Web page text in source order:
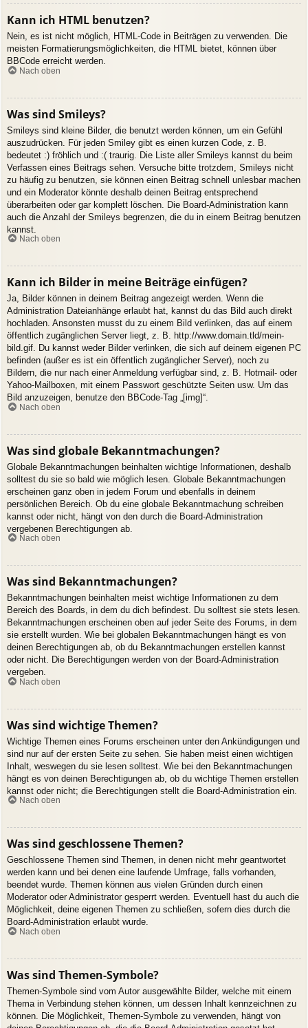
Kann ich HTML benutzen?
Nein, es ist nicht möglich, HTML-Code in Beiträgen zu verwenden. Die
meisten Formatierungsmöglichkeiten, die HTML bietet, können über
BBCode erreicht werden.
Nach oben
Was sind Smileys?
Smileys sind kleine Bilder, die benutzt werden können, um ein Gefühl
auszudrücken. Für jeden Smiley gibt es einen kurzen Code, z. B.
bedeutet :) fröhlich und :( traurig. Die Liste aller Smileys kannst du beim
Verfassen eines Beitrags sehen. Versuche bitte trotzdem, Smileys nicht
zu häufig zu benutzen, sie können einen Beitrag schnell unlesbar machen
und ein Moderator könnte deshalb deinen Beitrag entsprechend
überarbeiten oder gar komplett löschen. Die Board-Administration kann
auch die Anzahl der Smileys begrenzen, die du in einem Beitrag benutzen
kannst.
Nach oben
Kann ich Bilder in meine Beiträge einfügen?
Ja, Bilder können in deinem Beitrag angezeigt werden. Wenn die
Administration Dateianhänge erlaubt hat, kannst du das Bild auch direkt
hochladen. Ansonsten musst du zu einem Bild verlinken, das auf einem
öffentlich zugänglichen Server liegt, z. B. http://www.domain.tld/mein-
bild.gif. Du kannst weder Bilder verlinken, die sich auf deinem eigenen PC
befinden (außer es ist ein öffentlich zugänglicher Server), noch zu
Bildern, die nur nach einer Anmeldung verfügbar sind, z. B. Hotmail- oder
Yahoo-Mailboxen, mit einem Passwort geschützte Seiten usw. Um das
Bild anzuzeigen, benutze den BBCode-Tag „[img]“.
Nach oben
Was sind globale Bekanntmachungen?
Globale Bekanntmachungen beinhalten wichtige Informationen, deshalb
solltest du sie so bald wie möglich lesen. Globale Bekanntmachungen
erscheinen ganz oben in jedem Forum und ebenfalls in deinem
persönlichen Bereich. Ob du eine globale Bekanntmachung schreiben
kannst oder nicht, hängt von den durch die Board-Administration
vergebenen Berechtigungen ab.
Nach oben
Was sind Bekanntmachungen?
Bekanntmachungen beinhalten meist wichtige Informationen zu dem
Bereich des Boards, in dem du dich befindest. Du solltest sie stets lesen.
Bekanntmachungen erscheinen oben auf jeder Seite des Forums, in dem
sie erstellt wurden. Wie bei globalen Bekanntmachungen hängt es von
deinen Berechtigungen ab, ob du Bekanntmachungen erstellen kannst
oder nicht. Die Berechtigungen werden von der Board-Administration
vergeben.
Nach oben
Was sind wichtige Themen?
Wichtige Themen eines Forums erscheinen unter den Ankündigungen und
sind nur auf der ersten Seite zu sehen. Sie haben meist einen wichtigen
Inhalt, weswegen du sie lesen solltest. Wie bei den Bekanntmachungen
hängt es von deinen Berechtigungen ab, ob du wichtige Themen erstellen
kannst oder nicht; die Berechtigungen stellt die Board-Administration ein.
Nach oben
Was sind geschlossene Themen?
Geschlossene Themen sind Themen, in denen nicht mehr geantwortet
werden kann und bei denen eine laufende Umfrage, falls vorhanden,
beendet wurde. Themen können aus vielen Gründen durch einen
Moderator oder Administrator gesperrt werden. Eventuell hast du auch die
Möglichkeit, deine eigenen Themen zu schließen, sofern dies durch die
Board-Administration erlaubt wurde.
Nach oben
Was sind Themen-Symbole?
Themen-Symbole sind vom Autor ausgewählte Bilder, welche mit einem
Thema in Verbindung stehen können, um dessen Inhalt kennzeichnen zu
können. Die Möglichkeit, Themen-Symbole zu verwenden, hängt von